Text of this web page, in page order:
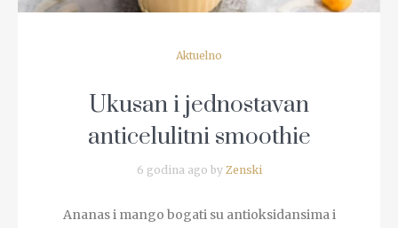
Aktuelno
Ukusan i jednostavan
anticelulitni smoothie
6 godina ago by Zenski
Ananas i mango bogati su antioksidansima i